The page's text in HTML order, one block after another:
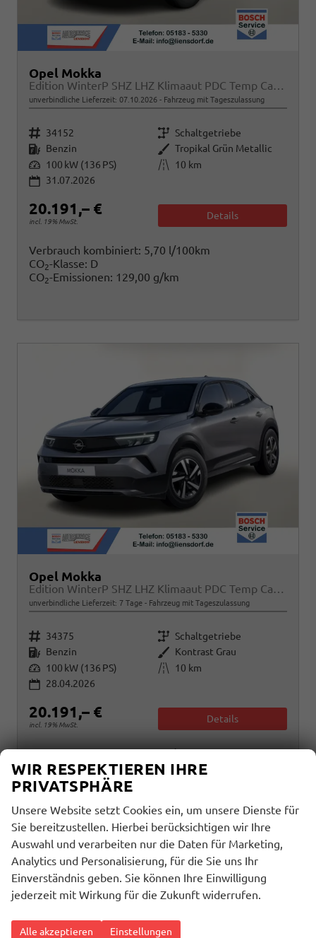
Opel Mokka
Edition WinterP SHZ LHZ Klimaaut PDC Temp CarPlay
unverbindliche Lieferzeit: 07.10.2026 Fahrzeug mit Tageszulassung
Fahrzeugnr. 34152 Getriebe Schaltgetriebe
Kraftstoff Benzin Außenfarbe Tropikal Grün Metallic
Leistung 100 kW (136 PS) Kilometerstand
10 km
31.07.2026
20.191,– €
incl. 19% MwSt.
Details
Verbrauch kombiniert: 5,70 l/100km
CO2-Klasse: D
CO2-Emissionen: 129,00 g/km
Opel Mokka
Edition WinterP SHZ LHZ Klimaaut PDC Temp CarPlay
unverbindliche Lieferzeit: 7 Tage Fahrzeug mit Tageszulassung
Fahrzeugnr. 34375 Getriebe Schaltgetriebe
Kraftstoff Benzin Außenfarbe Kontrast Grau
Leistung 100 kW (136 PS) Kilometerstand
10 km
28.04.2026
20.191,– €
incl. 19% MwSt.
Details
Verbrauch kombiniert:5,60 l/100km
CO
-Klasse: D
CO 2 -Emissionen:127,00 g/km
WIR RESPEKTIEREN IHRE
PRIVATSPHÄRE
Unsere Website setzt Cookies ein, um unsere Dienste für
Sie bereitzustellen. Hierbei berücksichtigen wir Ihre
Auswahl und verarbeiten nur die Daten für Marketing,
Analytics und Personalisierung, für die Sie uns Ihr
Einverständnis geben. Sie können Ihre Einwilligung
jederzeit mit Wirkung für die Zukunft widerrufen.
Alle akzeptieren Einstellungen